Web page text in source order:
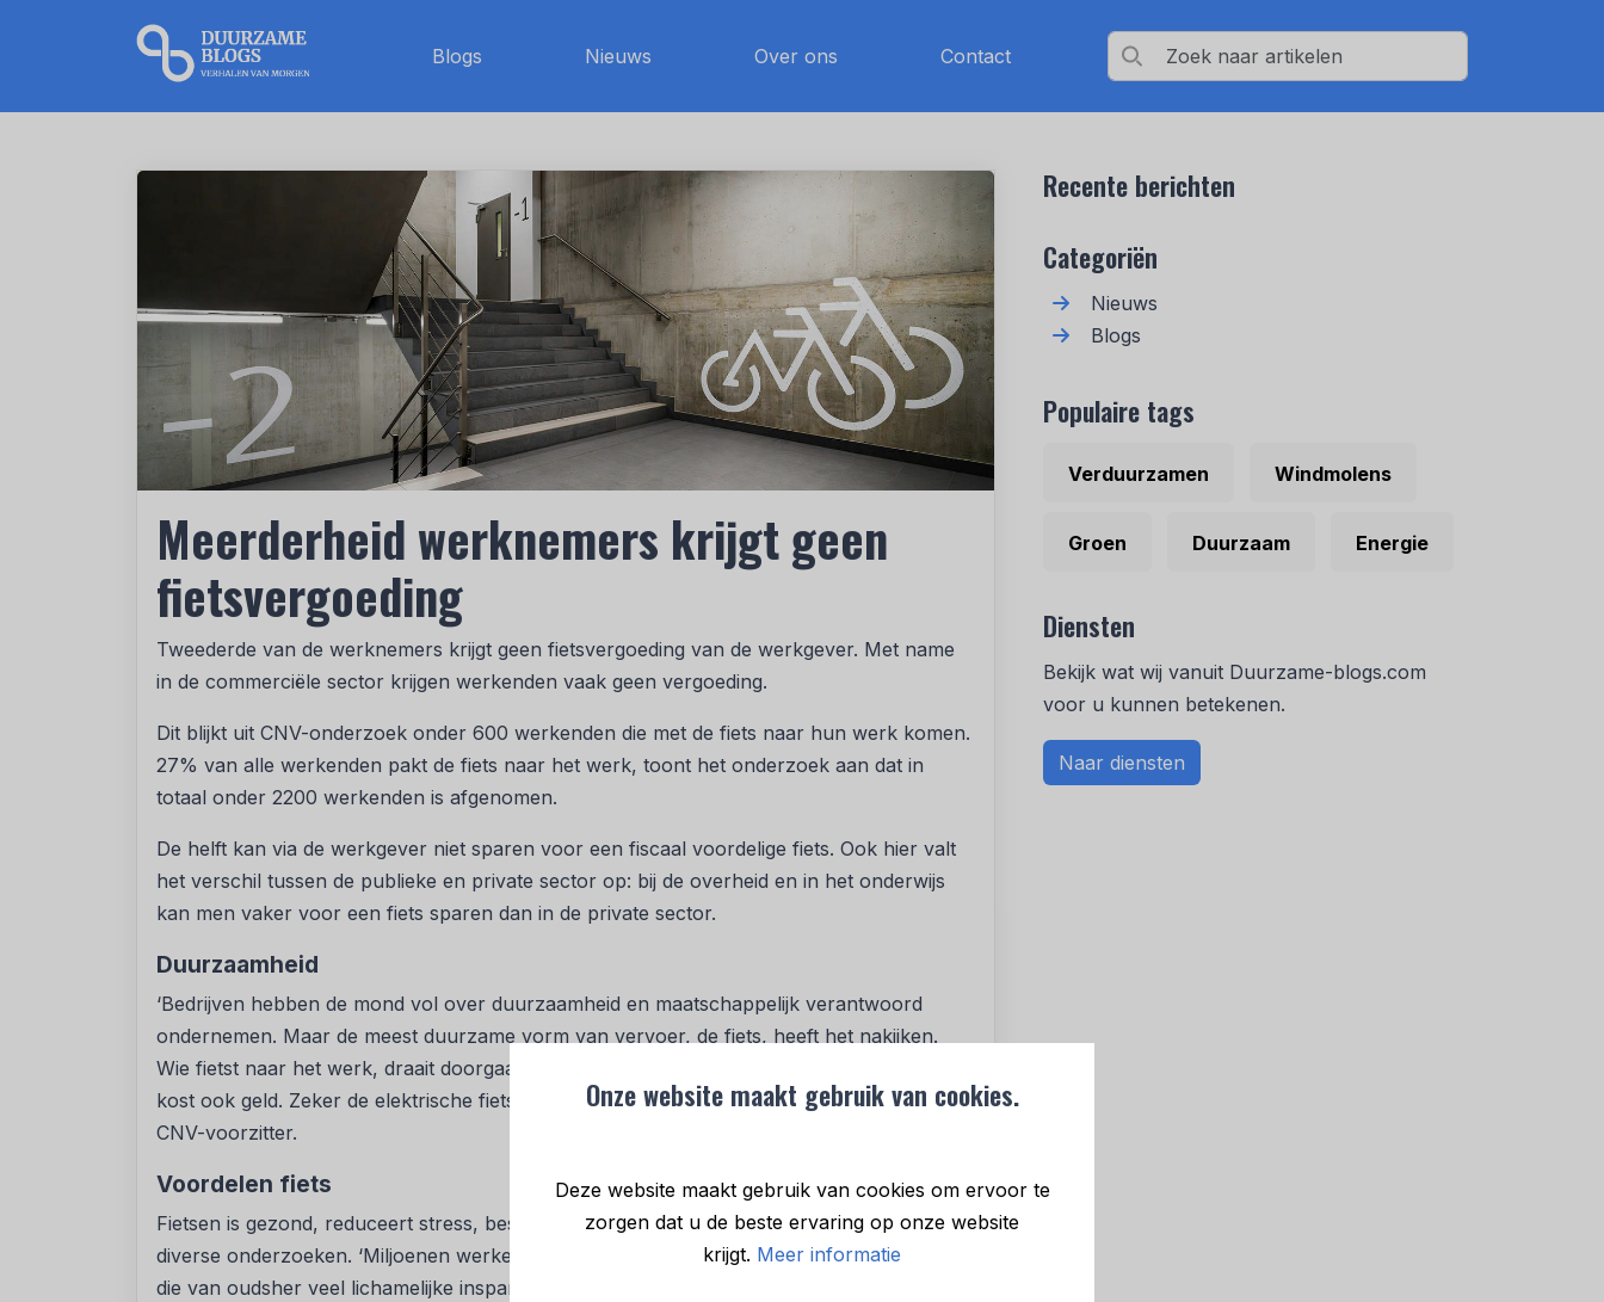
Onze website maakt gebruik van cookies.
Deze website maakt gebruik van cookies om ervoor te
zorgen dat u de beste ervaring op onze website
krijgt. Meer informatie
Blogs Nieuws Over ons Contact
Meerderheid werknemers krijgt geen
fietsvergoeding
Tweederde van de werknemers krijgt geen fietsvergoeding van de werkgever. Met name
in de commerciële sector krijgen werkenden vaak geen vergoeding.
Dit blijkt uit CNV-onderzoek onder 600 werkenden die met de fiets naar hun werk komen.
27% van alle werkenden pakt de fiets naar het werk, toont het onderzoek aan dat in
totaal onder 2200 werkenden is afgenomen.
De helft kan via de werkgever niet sparen voor een fiscaal voordelige fiets. Ook hier valt
het verschil tussen de publieke en private sector op: bij de overheid en in het onderwijs
kan men vaker voor een fiets sparen dan in de private sector.
Duurzaamheid
‘Bedrijven hebben de mond vol over duurzaamheid en maatschappelijk verantwoord
ondernemen. Maar de meest duurzame vorm van vervoer, de fiets, heeft het nakijken.
Wie fietst naar het werk, draait doorgaans zelf voor de kosten op. Vreemd, want een fiets
kost ook geld. Zeker de elektrische fiets is duur, ook in onderhoud,’ stelt Piet Fortuin,
CNV-voorzitter.
Voordelen fiets
Fietsen is gezond, reduceert stress, bespaart CO2 en voorkomt overgewicht, blijkt uit
diverse onderzoeken. ‘Miljoenen werkenden hebben een zittend beroep. Ook beroepen
die van oudsher veel lichamelijke inspanning kostten, zijn steeds meer geautomatiseerd.
Recente berichten
Categoriën
Nieuws
Blogs
Populaire tags
Verduurzamen Windmolens
Groen Duurzaam Energie
Diensten
Bekijk wat wij vanuit Duurzame-blogs.com
voor u kunnen betekenen.
Naar diensten